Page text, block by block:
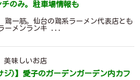
のみ。駐車場情報も
鶏一筋。仙台の鶏系ラーメン代表店とも
ーメンランキ ...
美味しいお店
)】愛子のガーデンガーデン内カフ